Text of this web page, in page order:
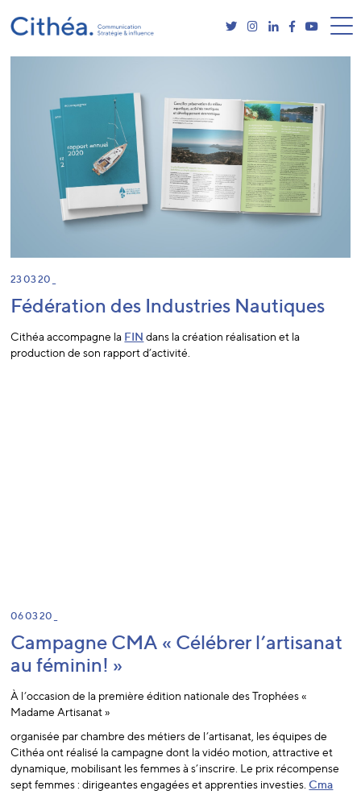
23 03 20 _
Fédération des Industries Nautiques
Cithéa accompagne la FIN dans la création réalisation et la
production de son rapport d’activité.
06 03 20 _
Campagne CMA « Célébrer l’artisanat
au féminin! »
À l’occasion de la première édition nationale des Trophées «
Madame Artisanat »
organisée par chambre des métiers de l’artisanat, les équipes de
Cithéa ont réalisé la campagne dont la vidéo motion, attractive et
dynamique, mobilisant les femmes à s’inscrire. Le prix récompense
sept femmes : dirigeantes engagées et apprenties investies. Cma